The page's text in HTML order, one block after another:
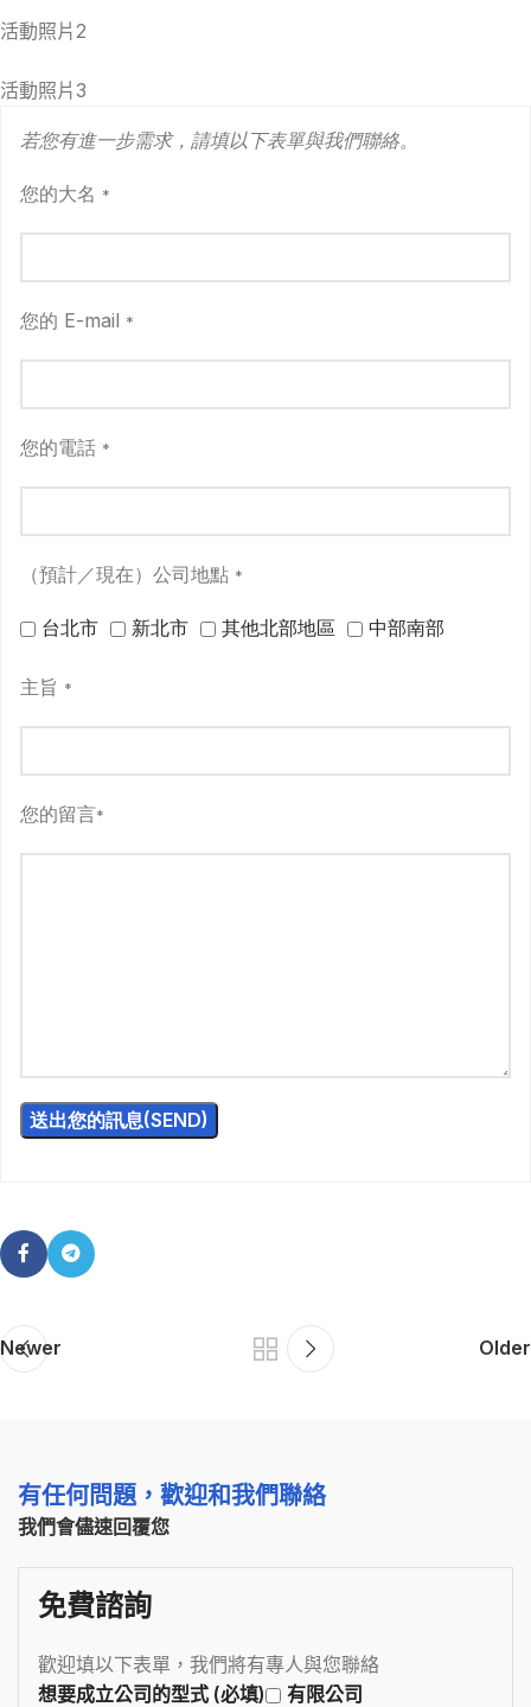
活動照片2
活動照片3
若您有進一步需求，請填以下表單與我們聯絡。
您的大名 *
您的 E-mail *
您的電話 *
（預計／現在）公司地點 *
台北市 新北市 其他北部地區 中部南部
主旨 *
您的留言*
Newer Older
有任何問題，歡迎和我們聯絡
我們會儘速回覆您
免費諮詢
歡迎填以下表單，我們將有專人與您聯絡
想要成立公司的型式 (必填)
有限公司